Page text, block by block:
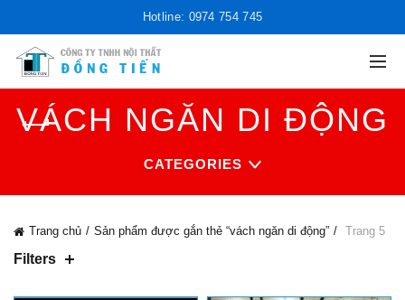
Hotline: 0974 754 745
VÁCH NGĂN DI ĐỘNG
CATEGORIES
Trang chủ Sản phẩm được gắn thẻ “vách ngăn di động” Trang 5
Filters